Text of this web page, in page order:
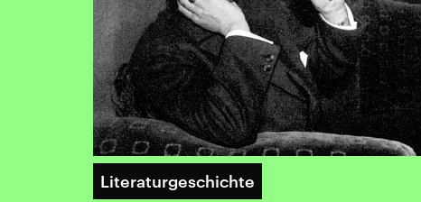
Literaturgeschichte